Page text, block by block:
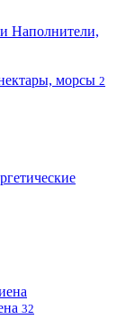
Наполнители,
морсы 2
32